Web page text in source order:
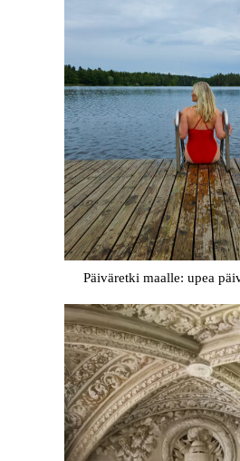
Päiväretki maalle: upea